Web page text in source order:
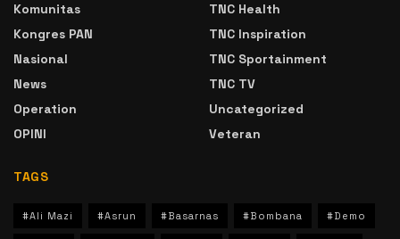
Komunitas
Kongres PAN
Nasional
News
Operation
OPINI
TNC Health
TNC Inspiration
TNC Sportainment
TNC TV
Uncategorized
Veteran
TAGS
#Ali Mazi #Asrun #Basarnas #Bombana #Demo